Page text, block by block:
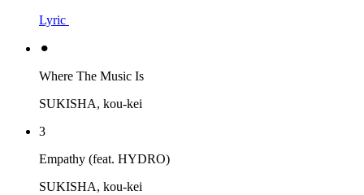
Lyric
⚫︎
Where The Music Is
SUKISHA, kou-kei
3
Empathy (feat. HYDRO)
SUKISHA, kou-kei